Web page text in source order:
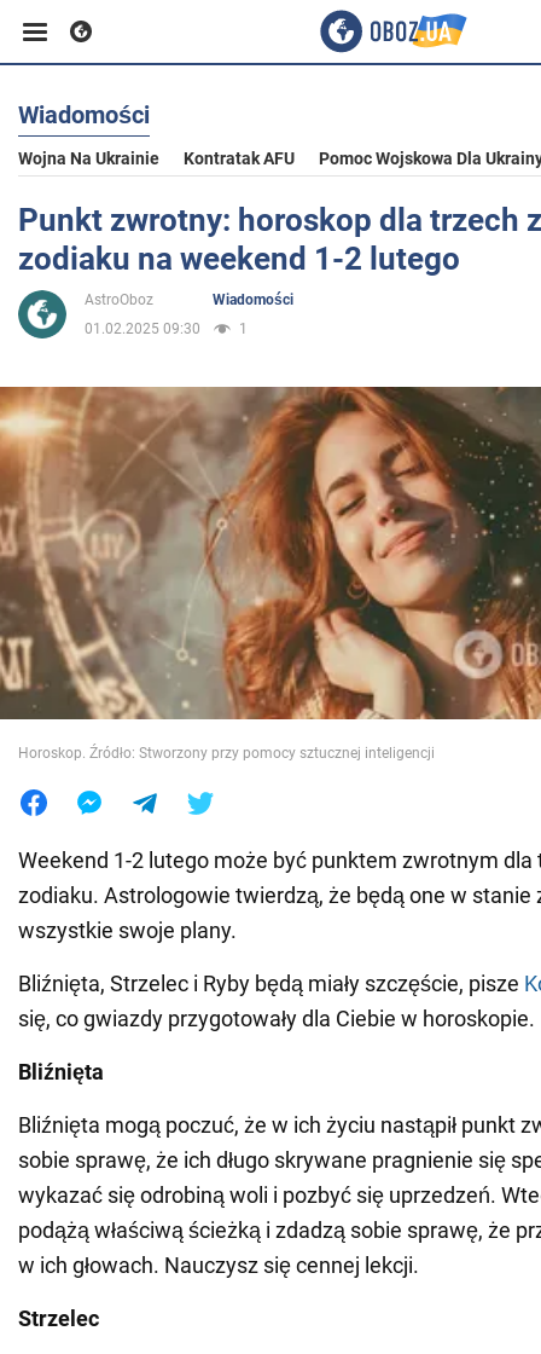
Biznes
Sport
Rozrywka
Polityka
Społeczeństwo
Wojna na Ukrainie
Świat
Jedzenie
Wiadomości
Wojna Na Ukrainie Kontratak AFU Pomoc Wojskowa Dla
Punkt zwrotny: horoskop dla trzech
zodiaku na weekend 1-2 lutego
AstroOboz
Wiadomości
01.02.2025 09:30
1
Horoskop. Źródło: Stworzony przy pomocy sztucznej inteligencji
Weekend 1-2 lutego może być punktem zwrotnym dla
zodiaku. Astrologowie twierdzą, że będą one w stanie
wszystkie swoje plany.
Bliźnięta, Strzelec i Ryby będą miały szczęście, pisze
się, co gwiazdy przygotowały dla Ciebie w horoskopie.
Bliźnięta
Bliźnięta mogą poczuć, że w ich życiu nastąpił punkt
sobie sprawę, że ich długo skrywane pragnienie się
wykazać się odrobiną woli i pozbyć się uprzedzeń.
podążą właściwą ścieżką i zdadzą sobie sprawę, że
w ich głowach. Nauczysz się cennej lekcji.
Strzelec